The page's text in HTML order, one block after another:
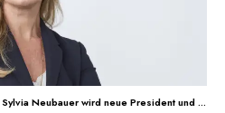
Sylvia Neubauer wird neue President und CEO der BMW (Schweiz) AG.